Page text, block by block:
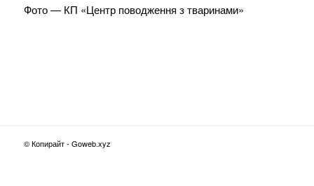
Фото — КП «Центр поводження з тваринами»
© Копирайт - Goweb.xyz